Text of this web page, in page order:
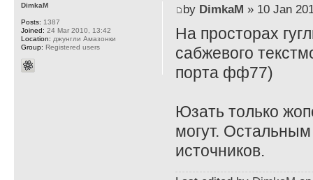
by DimkaM » 10 Jan
На просторах
сабжевого
порта фф77)
Юзать только
могут.
источников.
DimkaM
Posts: 1387
Joined: 24 Mar 2010, 13:42
Location: джунгли Амазонки
Group: Registered users